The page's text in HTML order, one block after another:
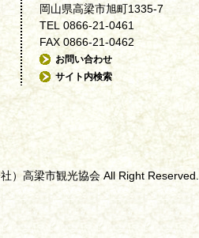
岡山県高梁市旭町1335-7
TEL 0866-21-0461
FAX 0866-21-0462
お問い合わせ
サイト内検索
）高梁市観光協会 All Right Reserved.